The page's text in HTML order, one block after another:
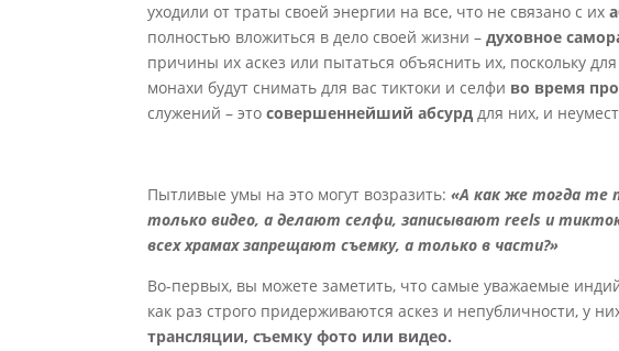
уходили от траты своей энергии на все, что не связано с их
полностью вложиться в дело своей жизни –духовное
причины их аскез или пытаться объяснить их, поскольку
монахи будут снимать для вас тиктоки и селфи во время
служений – этосовершеннейший абсурддля них, и
Пытливые умы на это могут возразить:«А как же тогда те
только видео, а делают селфи, записывают reels и
всех храмах запрещают съемку, а только в части?»
Во-первых, вы можете заметить, что самые уважаемые
как раз строго придерживаются аскез и непубличности, у
трансляции, съемку фото или видео.